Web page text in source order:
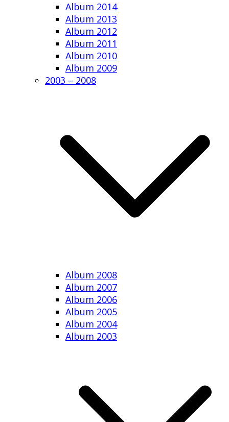
Album 2014
Album 2013
Album 2012
Album 2011
Album 2010
Album 2009
2003 – 2008
Album 2008
Album 2007
Album 2006
Album 2005
Album 2004
Album 2003